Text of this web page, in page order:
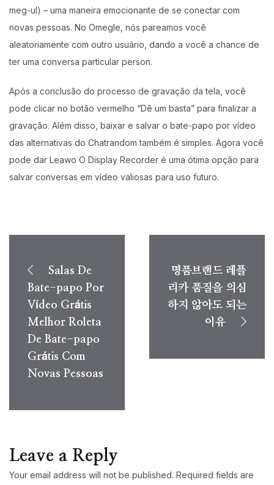
meg-ul) – uma maneira emocionante de se conectar com
novas pessoas. No Omegle, nós pareamos você
aleatoriamente com outro usuário, dando a você a chance de
ter uma conversa particular person.
Após a conclusão do processo de gravação da tela, você
pode clicar no botão vermelho “Dê um basta” para finalizar a
gravação. Além disso, baixar e salvar o bate-papo por vídeo
das alternativas do Chatrandom também é simples. Agora você
pode dar Leawo O Display Recorder é uma ótima opção para
salvar conversas em vídeo valiosas para uso futuro.
navigation
Salas De
Bate-papo Por
Vídeo Grátis
Melhor Roleta
De Bate-papo
Grátis Com
Novas Pessoas
명품브랜드 레플
리카 품질을 의심
하지 않아도 되는
이유
Leave a Reply
Your email address will not be published. Required fields are